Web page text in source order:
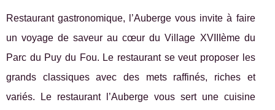
Restaurant gastronomique, l’Auberge vous invite à faire
un voyage de saveur au cœur du Village XVIIIème du
Parc du Puy du Fou. Le restaurant se veut proposer les
grands classiques avec des mets raffinés, riches et
variés. Le restaurant l’Auberge vous sert une cuisine